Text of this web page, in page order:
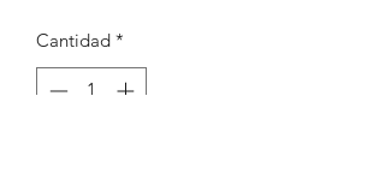
Cantidad *